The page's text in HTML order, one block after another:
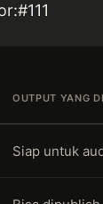
OUTPUT YANG
Siap untuk